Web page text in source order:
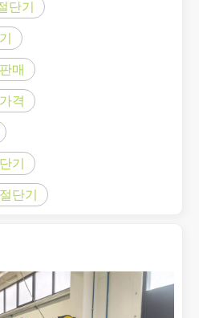
리 사용되는 절단 방법입니다. 정확
단기
매
격
기
단기